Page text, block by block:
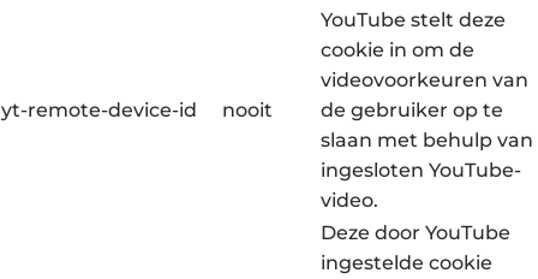
yt-remote-device-id nooit
YouTube stelt deze
cookie in om de
videovoorkeuren van
de gebruiker op te
slaan met behulp van
ingesloten YouTube-
video.
Deze door YouTube
ingestelde cookie